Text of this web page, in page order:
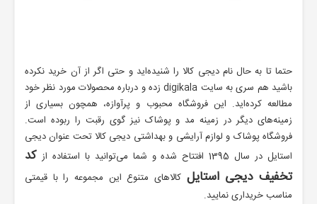
حتما تا به حال نام دیجی کالا را شنیده‌اید و حتی اگر از آن خرید نکرده
باشید هم سری به سایت digikala زده و درباره محصولات مورد نظر خود
مطالعه کرده‌اید. این فروشگاه محبوب و پرآوازه، همچون بسیاری از
زمینه‌های دیگر در زمینه مد و پوشاک نیز گوی رقبت را ربوده است.
فروشگاه پوشاک و لوازم آرایشی و بهداشتی دیجی کالا تحت عنوان دیجی
استایل در سال 1395 افتتاح شده و شما می‌توانید با استفاده از
کد
تخفیف دیجی استایل کالاهای متنوع این مجموعه را با قیمتی
مناسب خریداری نمایید.